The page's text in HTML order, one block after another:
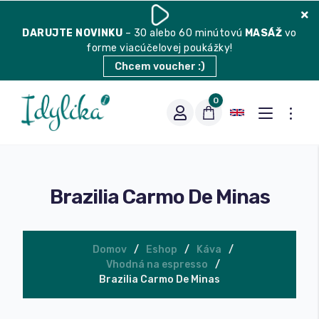
DARUJTE NOVINKU – 30 alebo 60 minútovú MASÁŽ vo
forme viacúčelovej poukážky!
Chcem voucher :)
Vhodná na espresso
0
Brazilia Carmo De Minas
Domov Eshop
Káva
Vhodná na espresso
Brazilia Carmo De Minas